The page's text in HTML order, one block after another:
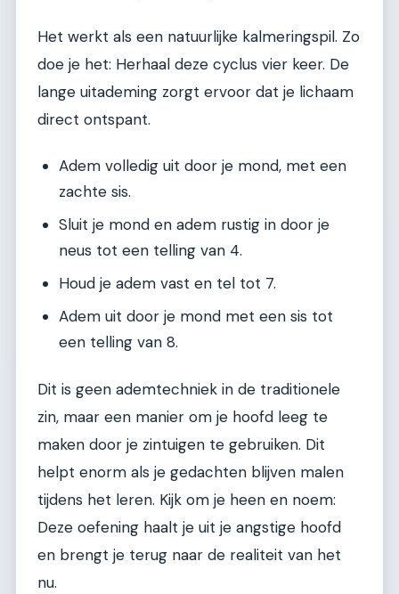
Het werkt als een natuurlijke kalmeringspil. Zo
doe je het: Herhaal deze cyclus vier keer. De
lange uitademing zorgt ervoor dat je lichaam
direct ontspant.
Adem volledig uit door je mond, met een
zachte sis.
Sluit je mond en adem rustig in door je
neus tot een telling van 4.
Houd je adem vast en tel tot 7.
Adem uit door je mond met een sis tot
een telling van 8.
Dit is geen ademtechniek in de traditionele
zin, maar een manier om je hoofd leeg te
maken door je zintuigen te gebruiken. Dit
helpt enorm als je gedachten blijven malen
tijdens het leren. Kijk om je heen en noem:
Deze oefening haalt je uit je angstige hoofd
en brengt je terug naar de realiteit van het
nu.